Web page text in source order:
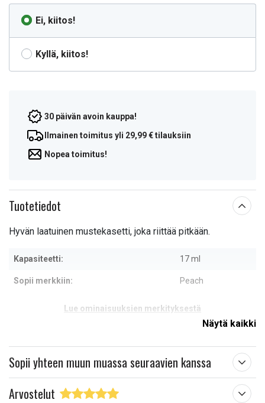
Ei, kiitos!
Kyllä, kiitos!
30 päivän avoin kauppa!
Ilmainen toimitus yli 29,99 € tilauksiin
Nopea toimitus!
Tuotetiedot
Hyvän laatuinen mustekasetti, joka riittää pitkään.
Kapasiteetti: 17 ml
Sopii merkkiin: Peach
Lue ominaisuuksien merkityksestä
Näytä kaikki
Sopii yhteen muun muassa seuraavien kanssa
Arvostelut